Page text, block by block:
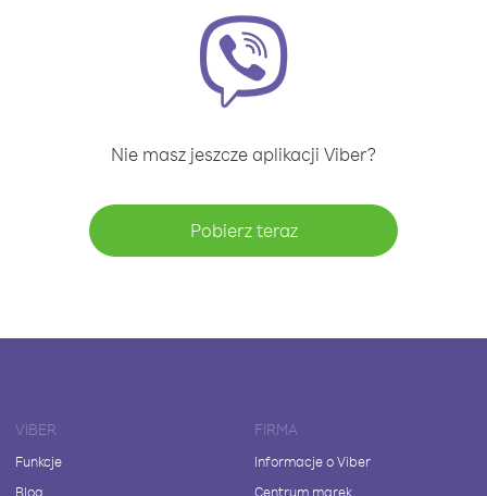
Nie masz jeszcze aplikacji Viber?
Pobierz teraz
VIBER
Funkcje
Blog
FIRMA
Informacje o Viber
Centrum marek